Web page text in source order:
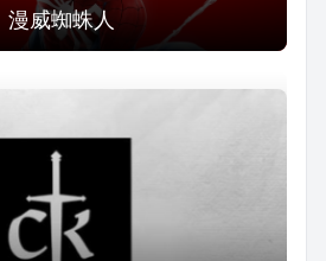
漫威蜘蛛人